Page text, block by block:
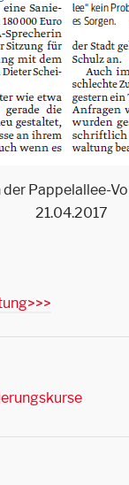
der Pappelallee-
21.04.2017